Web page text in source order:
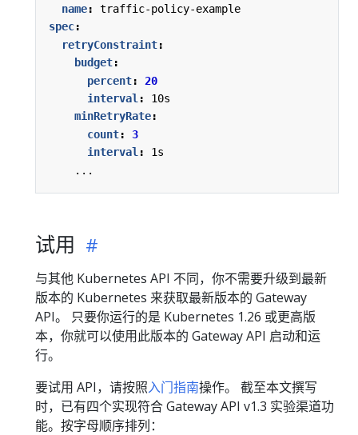
name:
traffic-policy-example
spec:
retryConstraint:
budget:
percent:
20
interval :
10s
minRetryRate:
count:
3
interval :
1s
...
试用
与其他 Kubernetes API 不同，你不需要升级到最新
版本的 Kubernetes 来获取最新版本的 Gateway
API。 只要你运行的是 Kubernetes 1.26 或更高版
本，你就可以使用此版本的 Gateway API 启动和运
行。
要试用 API，请按照入门指南操作。 截至本文撰写
时，已有四个实现符合 Gateway API v1.3 实验渠道功
能。按字母顺序排列：